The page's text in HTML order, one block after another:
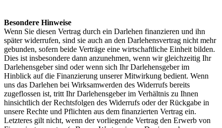
Besondere Hinweise
Wenn Sie diesen Vertrag durch ein Darlehen finanzieren und ihn
später widerrufen, sind sie auch an den Darlehensvertrag nicht mehr
gebunden, sofern beide Verträge eine wirtschaftliche Einheit bilden.
Dies ist insbesondere dann anzunehmen, wenn wir gleichzeitig Ihr
Darlehensgeber sind oder wenn sich Ihr Darlehensgeber im
Hinblick auf die Finanzierung unserer Mitwirkung bedient. Wenn
uns das Darlehen bei Wirksamwerden des Widerrufs bereits
zugeflossen ist, tritt Ihr Darlehensgeber im Verhältnis zu Ihnen
hinsichtlich der Rechtsfolgen des Widerrufs oder der Rückgabe in
unsere Rechte und Pflichten aus dem finanzierten Vertrag ein.
Letzteres gilt nicht, wenn der vorliegende Vertrag den Erwerb von